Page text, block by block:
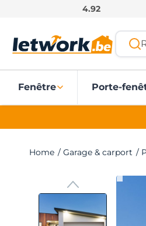
u
4.92
Fenêtre Porte-
Home / Garage & carport /